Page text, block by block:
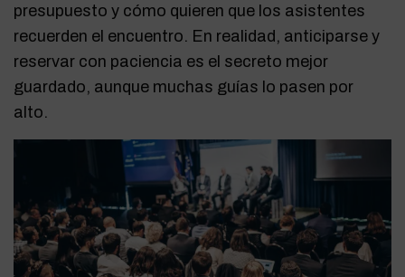
presupuesto y cómo quieren que los asistentes
recuerden el encuentro. En realidad, anticiparse y
reservar con paciencia es el secreto mejor
guardado, aunque muchas guías lo pasen por
alto.